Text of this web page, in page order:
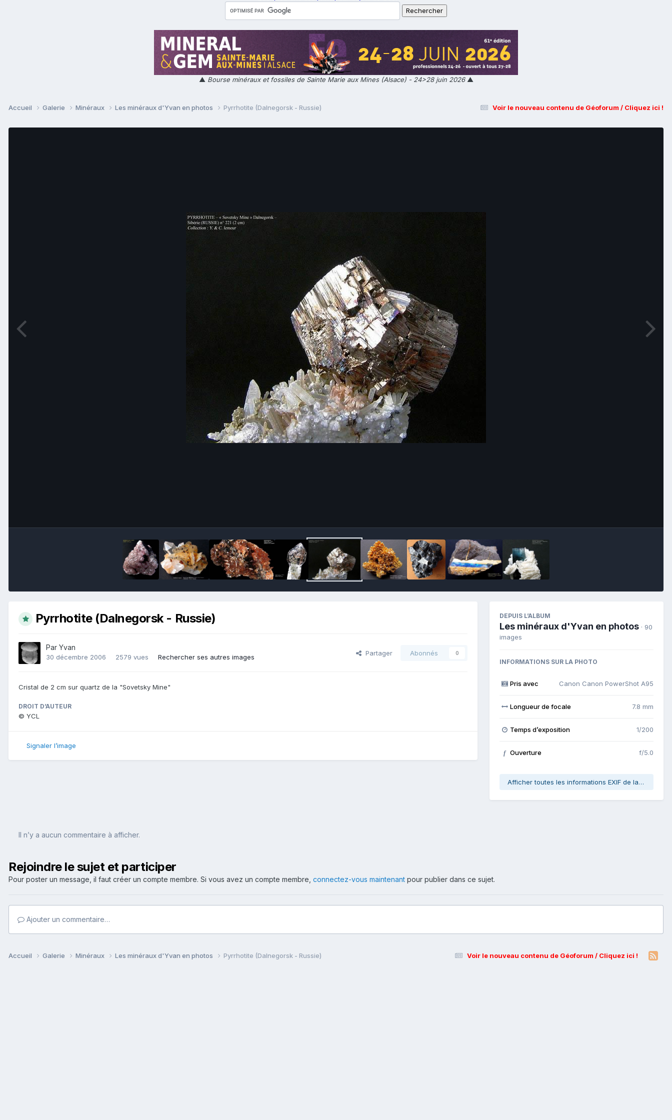
▲ Bourse minéraux et fossiles de Sainte Marie aux Mines (Alsace) - 24>28 juin 2026▲
Voir le nouveau contenu de Géoforum / Cliquez ici !
Accueil Galerie Minéraux Les minéraux d'Yvan en photos Pyrrhotite (Dalnegorsk - Russie)
Pyrrhotite (Dalnegorsk - Russie)
Par Yvan
30 décembre 2006 2579 vues Rechercher ses autres images
Partager Abonnés 0
Cristal de 2 cm sur quartz de la "Sovetsky Mine"
DROIT D’AUTEUR
© YCL
Signaler l’image
DEPUIS L’ALBUM
Les minéraux d'Yvan en photos · 90
images
INFORMATIONS SUR LA PHOTO
Pris avec Canon Canon PowerShot A95
Longueur de focale 7.8 mm
Temps d’exposition 1/200
f Ouverture f/5.0
Afficher toutes les informations EXIF de la photo
Il n’y a aucun commentaire à afficher.
Rejoindre le sujet et participer
Pour poster un message, il faut créer un compte membre. Si vous avez un compte membre, connectez-vous maintenant pour publier dans ce sujet.
Ajouter un commentaire…
Voir le nouveau contenu de Géoforum / Cliquez ici !
Accueil Galerie Minéraux Les minéraux d'Yvan en photos Pyrrhotite (Dalnegorsk - Russie)